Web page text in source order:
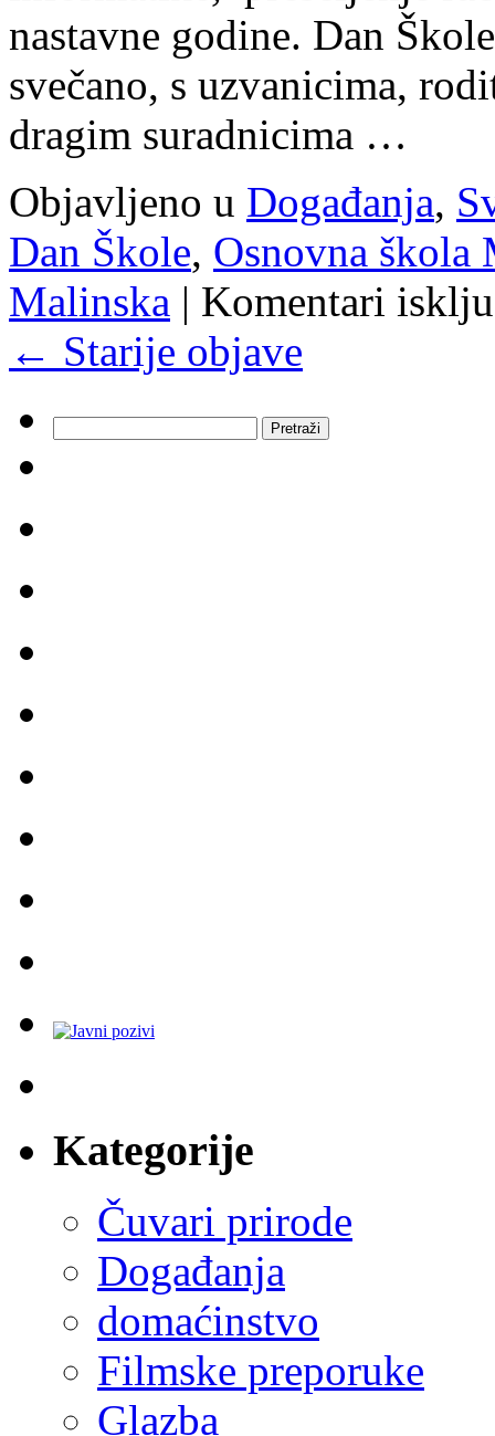
nastavne godine. Dan
svečano, s uzvanicima,
dragim suradnicima …
Objavljeno u Događanja,
Dan Škole, Osnovna škola
Malinska | Komentari
← Starije objave
Kategorije
Čuvari prirode
Događanja
domaćinstvo
Filmske preporuke
Glazba